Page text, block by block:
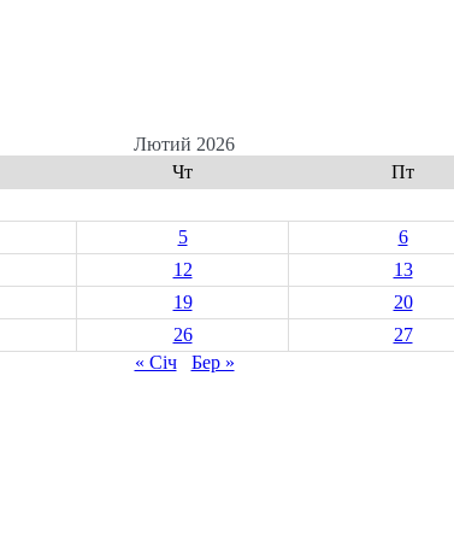
Лютий 2026
Чт Пт
5 6
12 13
19 20
26 27
« Січ
Бер »